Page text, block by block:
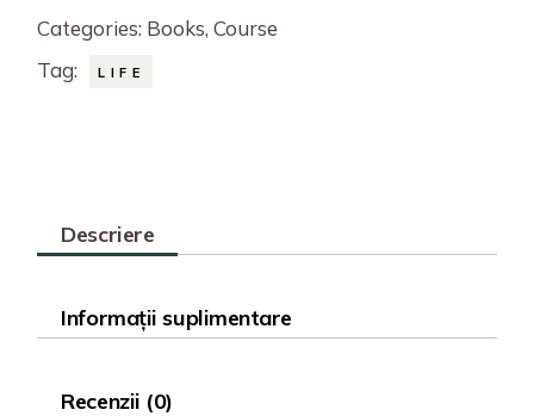
Categories: Books,Course
Tag:
LIFE
Descriere
Informații suplimentare
Recenzii (0)